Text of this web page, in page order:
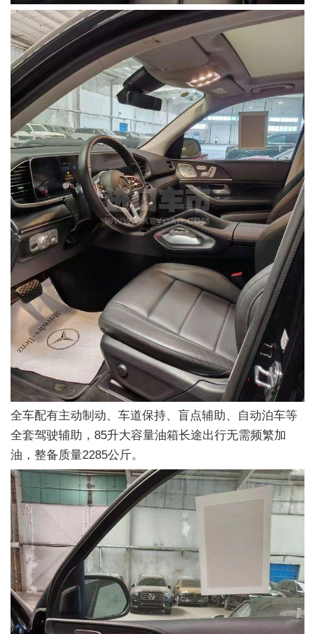
全车配有主动制动、车道保持、盲点辅助、自动泊车等
全套驾驶辅助，85升大容量油箱长途出行无需频繁加
油，整备质量2285公斤。